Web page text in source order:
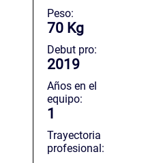
Peso:
70 Kg
Debut pro:
2019
Años en el
equipo:
1
Trayectoria
profesional: